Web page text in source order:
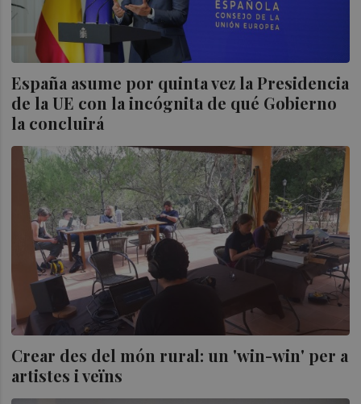
España asume por quinta vez la Presidencia
de la UE con la incógnita de qué Gobierno
la concluirá
Crear des del món rural: un 'win-win' per a
artistes i veïns